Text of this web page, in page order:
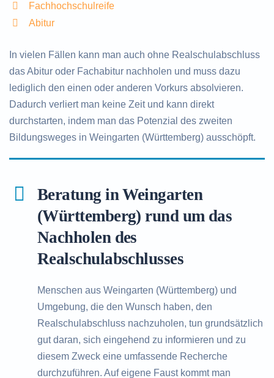
Fachhochschulreife
Abitur
In vielen Fällen kann man auch ohne Realschulabschluss
das Abitur oder Fachabitur nachholen und muss dazu
lediglich den einen oder anderen Vorkurs absolvieren.
Dadurch verliert man keine Zeit und kann direkt
durchstarten, indem man das Potenzial des zweiten
Bildungsweges in Weingarten (Württemberg) ausschöpft.
Beratung in Weingarten
(Württemberg) rund um das
Nachholen des
Realschulabschlusses
Menschen aus Weingarten (Württemberg) und
Umgebung, die den Wunsch haben, den
Realschulabschluss nachzuholen, tun grundsätzlich
gut daran, sich eingehend zu informieren und zu
diesem Zweck eine umfassende Recherche
durchzuführen. Auf eigene Faust kommt man